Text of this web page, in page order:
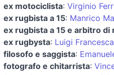
ex motociclista: Virginio
ex rugbista a 15: Manrico
ex rugbista a 15 e arbitro di
ex rugbysta: Luigi
filosofo e saggista:
fotografo e chitarrista: